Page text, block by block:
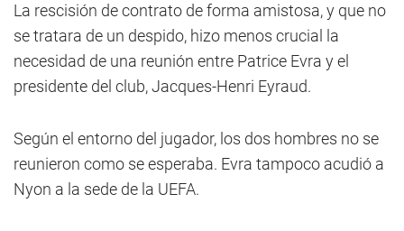
La rescisión de contrato de forma amistosa, y que no
se tratara de un despido, hizo menos crucial la
necesidad de una reunión entre Patrice Evra y el
presidente del club, Jacques-Henri Eyraud.
Según el entorno del jugador, los dos hombres no se
reunieron como se esperaba. Evra tampoco acudió a
Nyon a la sede de la UEFA.